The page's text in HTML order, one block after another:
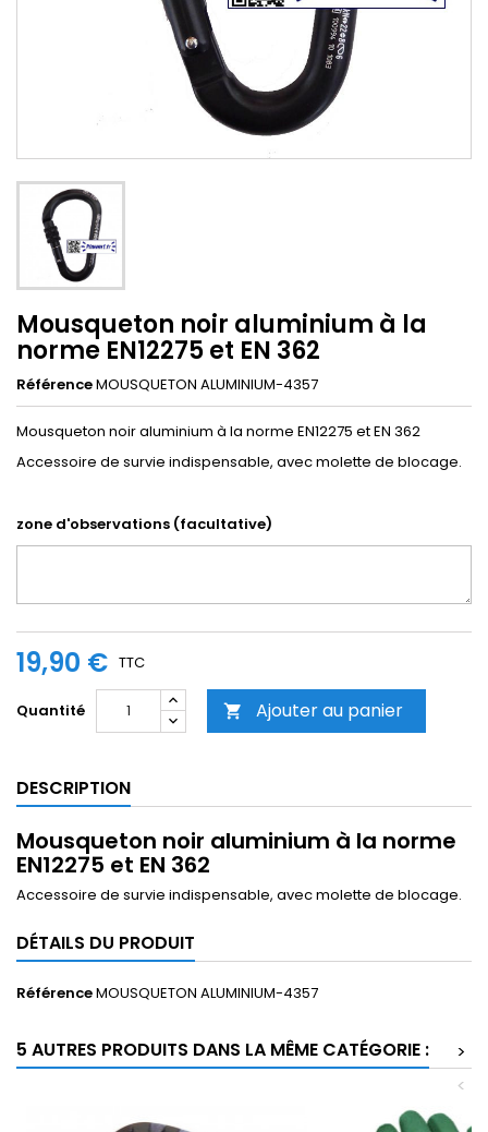
Mousqueton noir aluminium à la
norme EN12275 et EN 362
RéférenceMOUSQUETON ALUMINIUM-4357
Mousqueton noir aluminium à la norme EN12275 et EN 362
Accessoire de survie indispensable, avec molette de blocage.
zone d'observations (facultative)
19,90 € TTC
Quantité  Ajouter au panier
DESCRIPTION
Mousqueton noir aluminium à la norme
EN12275 et EN 362
Accessoire de survie indispensable, avec molette de blocage.
DÉTAILS DU PRODUIT
RéférenceMOUSQUETON ALUMINIUM-4357
5 AUTRES PRODUITS DANS LA MÊME CATÉGORIE :
>
<